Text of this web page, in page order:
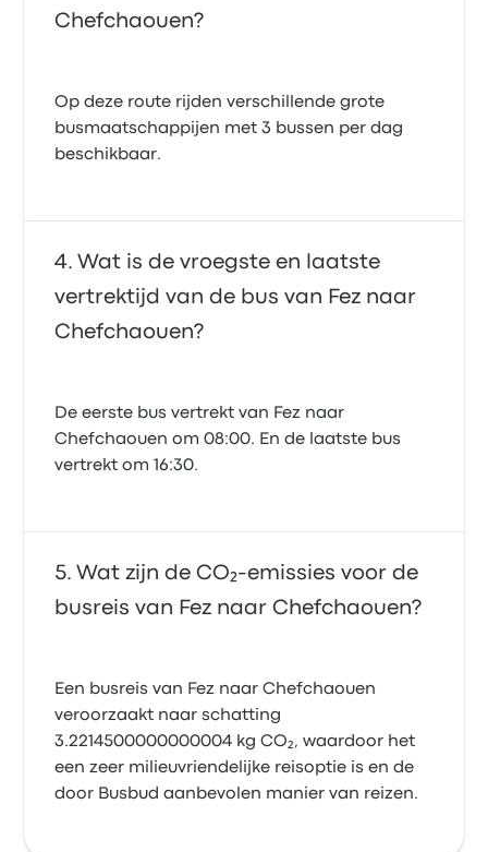
Chefchaouen?
Op deze route rijden verschillende grote
busmaatschappijen met 3 bussen per dag
beschikbaar.
Wat is de vroegste en laatste
vertrektijd van de bus van Fez naar
Chefchaouen?
De eerste bus vertrekt van Fez naar
Chefchaouen om 08:00. En de laatste bus
vertrekt om 16:30.
Wat zijn de CO₂-emissies voor de
busreis van Fez naar Chefchaouen?
Een busreis van Fez naar Chefchaouen
veroorzaakt naar schatting
3.2214500000000004 kg CO₂, waardoor het
een zeer milieuvriendelijke reisoptie is en de
door Busbud aanbevolen manier van reizen.